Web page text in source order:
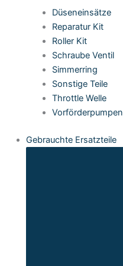
Düseneinsätze
Reparatur Kit
Roller Kit
Schraube Ventil
Simmerring
Sonstige Teile
Throttle Welle
Vorförderpumpen
Gebrauchte Ersatzteile